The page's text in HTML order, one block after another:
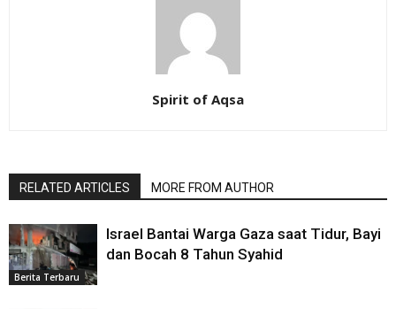
Spirit of Aqsa
RELATED ARTICLES MORE FROM AUTHOR
Berita Terbaru
Israel Bantai Warga Gaza saat Tidur, Bayi
dan Bocah 8 Tahun Syahid